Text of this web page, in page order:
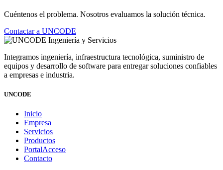
Cuéntenos el problema. Nosotros evaluamos la solución técnica.
Contactar a UNCODE
Integramos ingeniería, infraestructura tecnológica, suministro de
equipos y desarrollo de software para entregar soluciones confiables
a empresas e industria.
UNCODE
Inicio
Empresa
Servicios
Productos
PortalAcceso
Contacto